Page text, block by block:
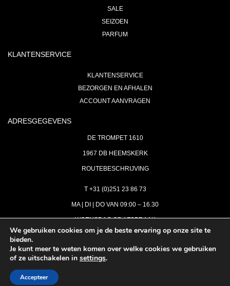
SALE
SEIZOEN
PARFUM
KLANTENSERVICE
KLANTENSERVICE
BEZORGEN EN AFHALEN
ACCOUNT AANVRAGEN
ADRESGEGEVENS
DE TROMPET 1610
1967 DB HEEMSKERK
ROUTEBESCHRIJVING
T +31 (0)251 23 86 73
MA | DI | DO VAN 09:00 – 16.30
WOENSDAG OP AFSPRAAK
INFO@ASTH.NL
We gebruiken cookies om je de beste ervaring op onze site te
bieden.
Je kunt meer te weten komen over welke cookies we gebruiken
of ze uitschakelen in settings.
Accepteer